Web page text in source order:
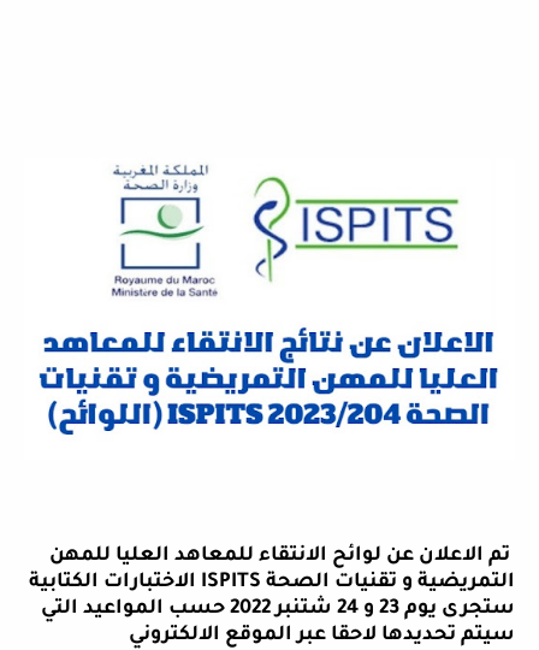
تم الاعلان عن لوائح الانتقاء للمعاهد العليا للمهن
التمريضية و تقنيات الصحة ISPITS الاختبارات الكتابية
ستجرى يوم 23 و 24 شتنبر 2022 حسب المواعيد التي
سيتم تحديدها لاحقا عبر الموقع الالكتروني